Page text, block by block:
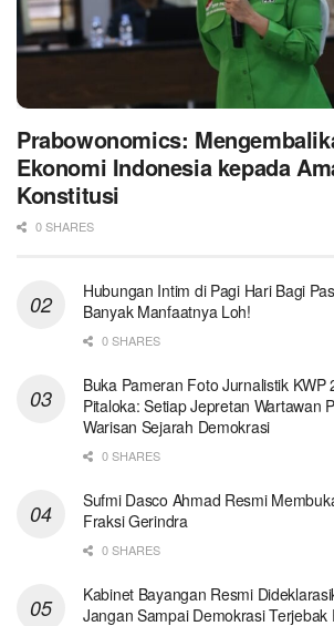
Prabowonomics:
Ekonomi Indonesia kepada
Konstitusi
0 SHARES
Hubungan Intim di Pagi Hari Bagi
Banyak Manfaatnya Loh!
0 SHARES
Buka Pameran Foto Jurnalistik KWP
Pitaloka: Setiap Jepretan Wartawan
Warisan Sejarah Demokrasi
0 SHARES
Sufmi Dasco Ahmad Resmi
Fraksi Gerindra
0 SHARES
Kabinet Bayangan Resmi
Jangan Sampai Demokrasi Terjebak